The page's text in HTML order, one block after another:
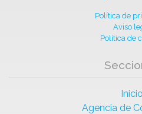
Política de
Aviso
Política de
Inicio
Agencia de